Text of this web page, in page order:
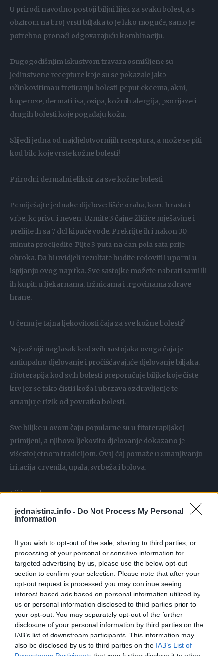
jednaistina.info - Do Not Process My Personal
Information
If you wish to opt-out of the sale, sharing to third parties, or
processing of your personal or sensitive information for
targeted advertising by us, please use the below opt-out
section to confirm your selection. Please note that after your
opt-out request is processed you may continue seeing
interest-based ads based on personal information utilized by
us or personal information disclosed to third parties prior to
your opt-out. You may separately opt-out of the further
disclosure of your personal information by third parties on the
IAB’s list of downstream participants. This information may
also be disclosed by us to third parties on the IAB’s List of
U prirodi navodno postoji biljni lijek za svaku bolest, a s
obzirom na broj vrsti biljaka to je lako moguće, samo je
potrebno pronaći odgovarajuću kombinaciju.
Dugogodišnjim iskustvom travara osmišljene su
jedinstvene recepture koje su se pokazale jako
učinkovitima u tretiranju bolesti poput ekcema, akni,
kuperoze, dermatitisa, osipa, kožnih alergija, psorijaze i
drugih bolesti koje pogađaju kožu.
Slijedi jedna od najdjelotvornijih receptura, a može se piti
kod bilo koje vrste kožne bolesti!
Prirodni dermalni eliksir za sve kožne bolesti
Pomiješajte jednake dijelove: lišće oraha, koru hrasta i
vrbe, koprivu i neven. Uzmite 3 čajne žličice mješavine i
prelijte ih sa 7 dcl kipuće vode. Prekrijte ih i nakon 30
minuta procijedite. Pijte 3 puta na dan pola sata prije
obroka. Da bi uvidjeli rezultate budite redoviti i uporni u
ispijanju ovog napitka. Sve sastojke možete nabrati sami ili
ih kupiti u ljekarnama, tržnicama i trgovinama zdrave
hrane.
U čemu je tajna ljekovitosti čaja za sve kožne bolesti?
Najvažniji naglasak kod svih sastojaka ovoga čaja je
antiupalno djelovanje i pročišćavajuće djelovanje biljaka.
Fitoterapija kod svih bolesti preporučuje biljke koje čiste
krv jer se tako čisti i koža i ubrzava ozdravljenje te
smanjuje rizik od povratka bolesti.
Sve biljke u ovom čaju popularne su u fitoterapijskoj
primijeni, a njihovo ljekovito djelovanje dokazano je
višestoljetnom tradicijom. Ovaj čaj pomaže u smanjivanju
iritacija, crvenila, upala, svrbeža i bolova.
Lišće oraha
Lišće oraha ima snažna antiupalna svojstva i tradicionalno
ozbiljnih bakterijskih i gljivičnih infekcija, u tretiranju
kožnih upala, ali i upalama probavnog sustava te kod akni,
krvarenja desni, lišajeva i pretjeranog znojenja.
Upotrebljava se kao sredstvo za detoksikaciju organizma,
jačanje želuca i poboljšavanje probave i krvne slike, protiv
čireva, kostobolje te gnojnih rana. Mladi listovi oraha
sabiru se u rano proljeće.
Kopriva